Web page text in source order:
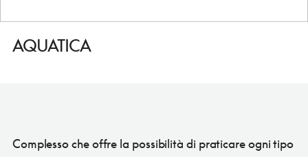
AQUATICA
Complesso che offre la possibilità di praticare ogni tipo